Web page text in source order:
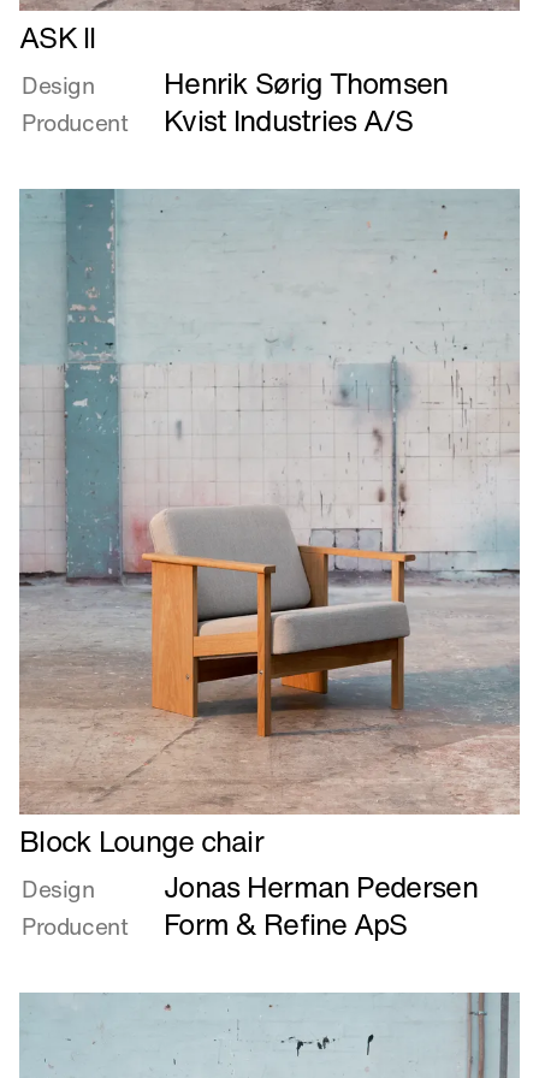
Læs
mere
om
Block
Lounge
chair
Block Lounge chair
Design Jonas Herman Pedersen
Producent Form & Refine ApS